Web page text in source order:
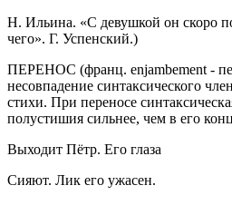
Н. Ильина. «С девушкой он скоро
чего». Г. Успенский.)
ПЕРЕНОС (франц. enjambement -
несовпадение синтаксического
стихи. При переносе
полустишия сильнее, чем в его
Выходит Пётр. Его глаза
Сияют. Лик его ужасен.